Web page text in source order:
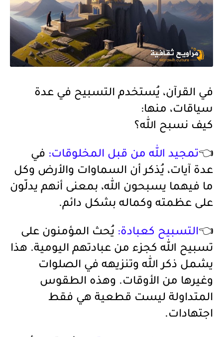
في القرآن، يُستخدم التسبيح في عدة
سياقات، منها:
كيف نسبح الله؟
👈تمجيد الله من قبل المخلوقات: في
عدة آيات، يُذكر أن السماوات والأرض وكل
ما فيهما يسبحون الله، بمعنى أنهم يدلّون
على عظمته وكماله بشكل دائم.
👈التسبيح كعبادة: يُحث المؤمنون على
تسبيح الله كجزء من عبادتهم اليومية. هذا
يشمل ذكر الله وتنزيهه في الصلوات
وغيرها من الأوقات. وهذه الطقوس
المتداولة ليست قطعية هي فقط
اجتهادات.